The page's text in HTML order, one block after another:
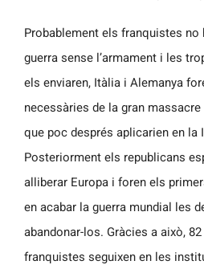
Probablement els franquistes no
guerra sense l’armament i les
els enviaren, Itàlia i Alemanya
necessàries de la gran
que poc després aplicarien en la
Posteriorment els republicans
alliberar Europa i foren els
en acabar la guerra mundial les
abandonar-los. Gràcies a això,
franquistes seguixen en les